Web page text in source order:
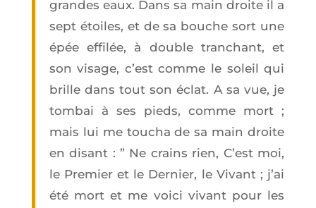
grandes eaux. Dans sa main droite il a
sept étoiles, et de sa bouche sort une
épée effi­lée, à double tran­chant, et
son visage, c’est comme le soleil qui
brille dans tout son éclat. A sa vue, je
tom­bai à ses pieds, comme mort ;
mais lui me tou­cha de sa main droite
en disant : ” Ne crains rien, C’est moi,
le Pre­mier et le Der­nier, le Vivant ; j’ai
été mort et me voi­ci vivant pour les